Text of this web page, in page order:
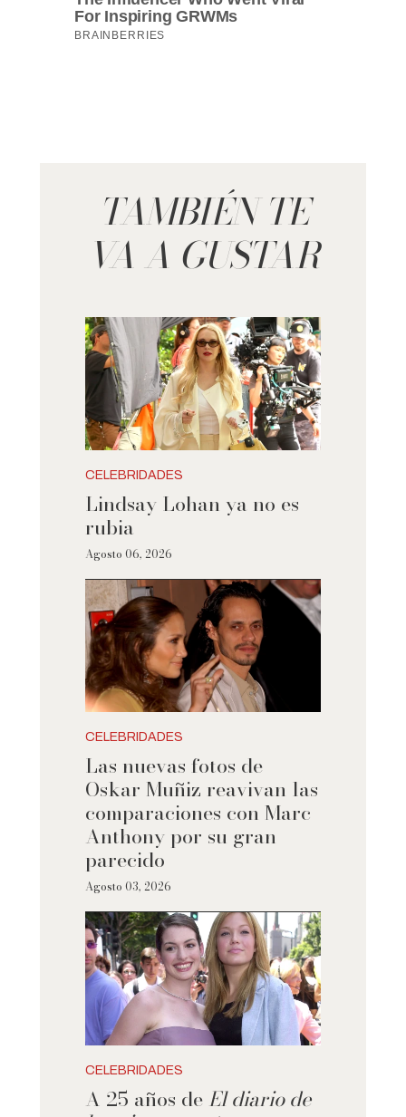
TAMBIÉN TE
VA A GUSTAR
CELEBRIDADES
Lindsay Lohan ya no es
rubia
Agosto 06, 2026
CELEBRIDADES
Las nuevas fotos de
Oskar Muñiz reavivan las
comparaciones con Marc
Anthony por su gran
parecido
Agosto 03, 2026
CELEBRIDADES
A 25 años de El diario de